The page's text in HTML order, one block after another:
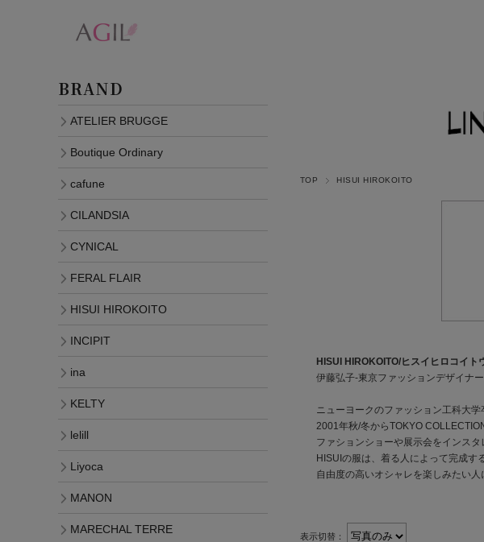
TOP HISUI HIROKOITO
HISUI HIROKOITO/ヒスイヒロコイト
伊藤弘子-東京ファッションデザイナ
ニューヨークのファッション工科大
2001年秋/冬からTOKYO
ファションショーや展示会をインス
HISUIの服は、着る人によって完成す
自由度の高いオシャレを楽しみたい
表示切替：
BRAND
ATELIER BRUGGE
Boutique Ordinary
cafune
CILANDSIA
CYNICAL
FERAL FLAIR
HISUI HIROKOITO
INCIPIT
ina
KELTY
lelill
Liyoca
MANON
MARECHAL TERRE